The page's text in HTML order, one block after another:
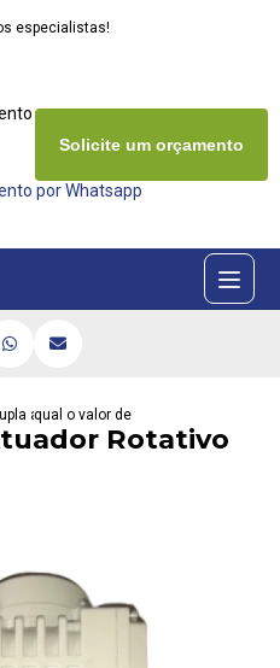
especialistas!
agora mesmo
por Whatsapp
Solicite um orçamento
acao
qual o valor de atuador rotativo
Rotativo